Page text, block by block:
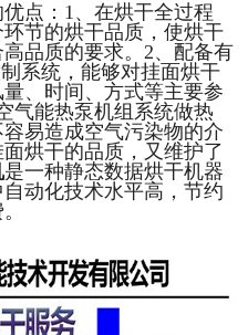
点： 1、在烘干全过程
节的烘干品质，使烘干
品质的要求。 2、配备有
系统，能够对挂面烘干
、时间、方式等主要参
气能热泵机组系统做热
易造成空气污染物的介
面烘干的品质，又维护了
是一种静态数据烘干机器
动化技术水平高，节约